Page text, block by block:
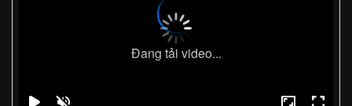
Đang tải video...